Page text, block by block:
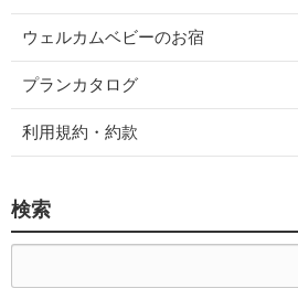
ウェルカムベビーのお宿
プランカタログ
利用規約・約款
検索